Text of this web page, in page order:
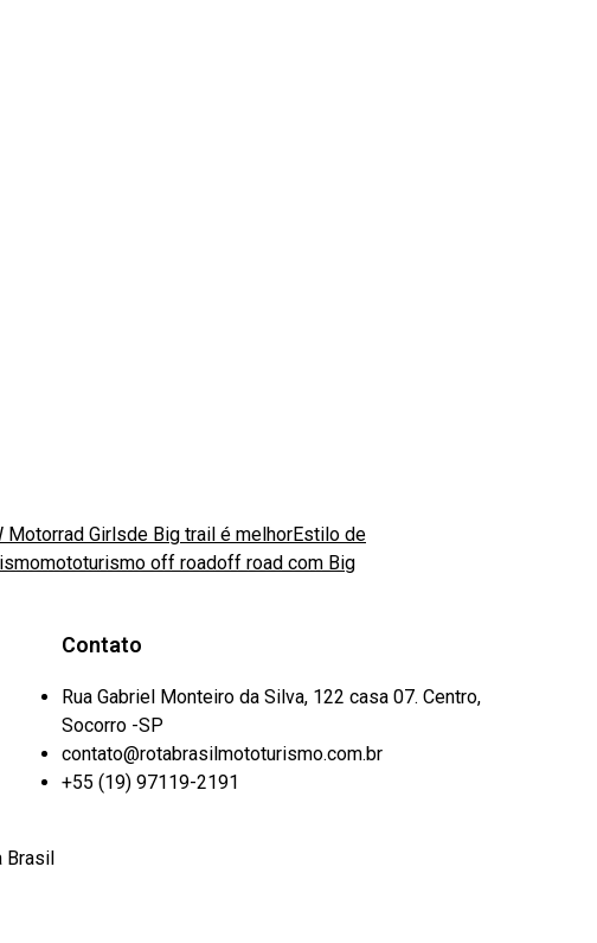
Motorrad Girlsde Big trail é melhorEstilo de
mototurismo off roadoff road com Big
Contato
Rua Gabriel Monteiro da Silva, 122 casa 07. Centro,
Socorro -SP
contato@rotabrasilmototurismo.com.br
+55 (19) 97119-2191